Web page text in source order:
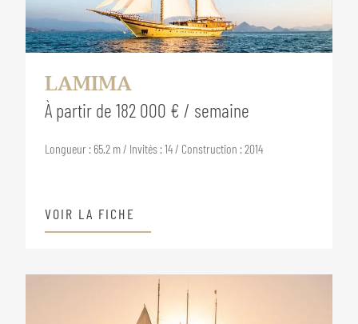
LAMIMA
À partir de 182 000 € / semaine
Longueur : 65.2 m / Invités : 14 / Construction : 2014
VOIR LA FICHE